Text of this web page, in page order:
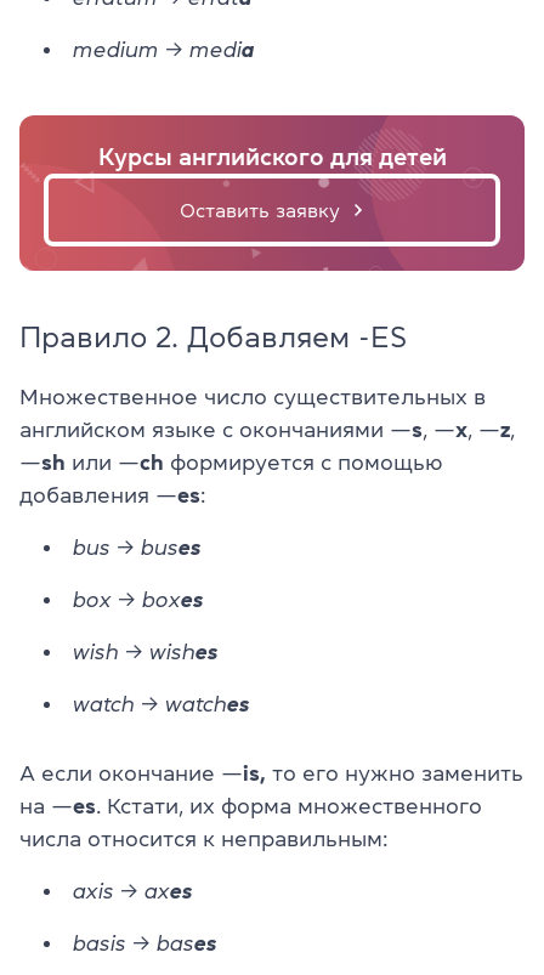
medium → media
Курсы английского для детей
Оставить заявку
Правило 2. Добавляем -ES
Множественное число существительных в
английском языке с окончаниями —s , —x , —z
—sh или —ch формируется с помощью
добавления —es:
bus → buses
box → boxes
wish → wishes
watch → watches
А если окончание —is, то его нужно заменить
на —es . Кстати, их форма множественного
числа относится к неправильным:
axis → axes
basis → bases